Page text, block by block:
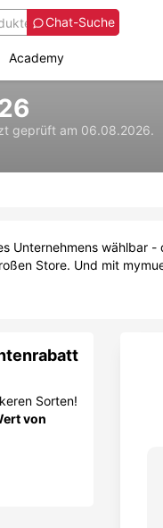
Chat-Suche
Academy
geprüft am 06.08.2026.
Unternehmens wählbar
Store. Und mit
Sorten!
von